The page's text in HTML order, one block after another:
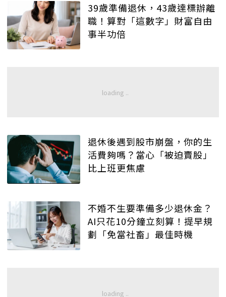
39歲準備退休，43歲達標辦離
職！算對「這數字」財富自由
事半功倍
退休後遇到股市崩盤，你的生
活費夠嗎？當心「被迫賣股」
比上班更焦慮
不婚不生要準備多少退休金？
AI只花10分鐘立刻算！提早規
劃「免當社畜」最佳時機